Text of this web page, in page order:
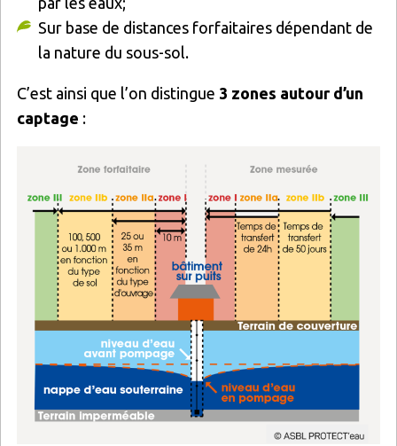
Sur base de distances forfaitaires dépendant de
la nature du sous-sol.
C’est ainsi que l’on distingue 3 zones autour d’un
captage :